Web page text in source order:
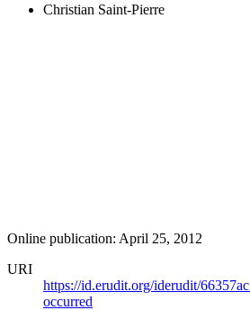
Christian Saint-Pierre
Online publication: April 25, 2012
URI
https://id.erudit.org/iderudit/66357ac
occurred